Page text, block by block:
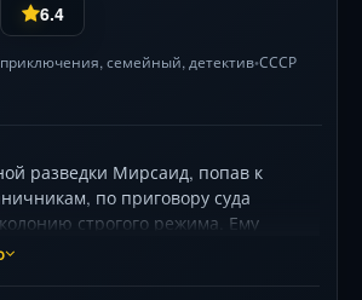
6.4
приключения, семейный, детектив•СССР
разведки Мирсаид, попав к
по приговору суда
строгого режима. Ему
тайника, где